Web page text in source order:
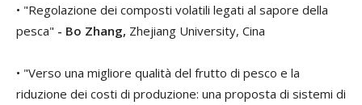
• "Regolazione dei composti volatili legati al sapore della
pesca" - Bo Zhang, Zhejiang University, Cina
• "Verso una migliore qualità del frutto di pesco e la
riduzione dei costi di produzione: una proposta di sistemi di